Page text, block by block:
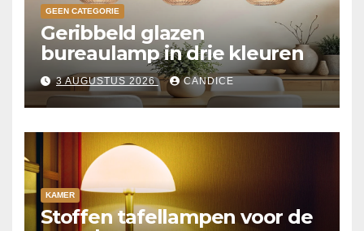
GEEN CATEGORIE
Geribbeld glazen
bureaulamp in drie kleuren
3 AUGUSTUS 2026 CANDICE
KAMER
Stoffen tafellampen voor de